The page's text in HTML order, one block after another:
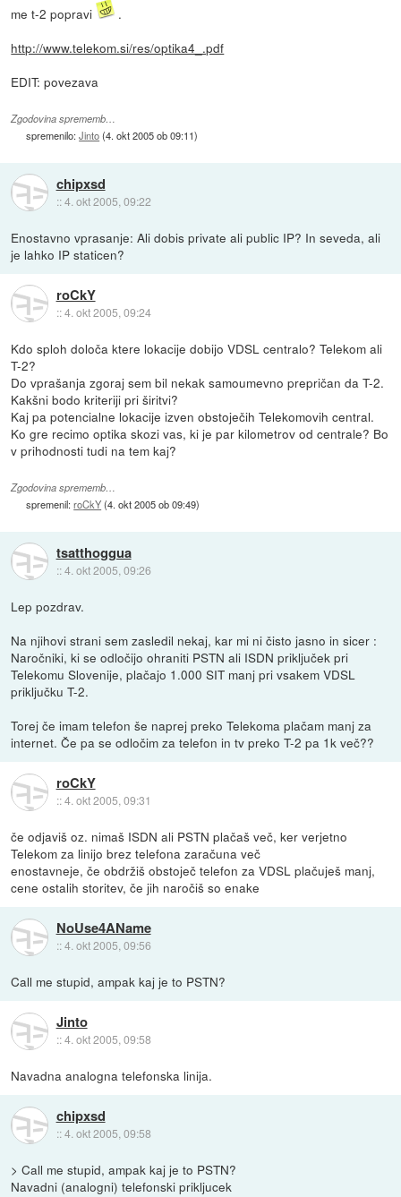
me t-2 popravi
.
http://www.telekom.si/res/optika4_.pdf
EDIT: povezava
Zgodovina sprememb…
spremenilo:Jinto(4. okt 2005 ob 09:11)
chipxsd
::4. okt 2005, 09:22
Enostavno vprasanje: Ali dobis private ali public IP? In seveda, ali
je lahko IP staticen?
roCkY
::4. okt 2005, 09:24
Kdo sploh določa ktere lokacije dobijo VDSL centralo? Telekom ali
T-2?
Do vprašanja zgoraj sem bil nekak samoumevno prepričan da T-2.
Kakšni bodo kriteriji pri širitvi?
Kaj pa potencialne lokacije izven obstoječih Telekomovih central.
Ko gre recimo optika skozi vas, ki je par kilometrov od centrale? Bo
v prihodnosti tudi na tem kaj?
Zgodovina sprememb…
spremenil:roCkY(4. okt 2005 ob 09:49)
tsatthoggua
::4. okt 2005, 09:26
Lep pozdrav.
Na njihovi strani sem zasledil nekaj, kar mi ni čisto jasno in sicer :
Naročniki, ki se odločijo ohraniti PSTN ali ISDN priključek pri
Telekomu Slovenije, plačajo 1.000 SIT manj pri vsakem VDSL
priključku T-2.
Torej če imam telefon še naprej preko Telekoma plačam manj za
internet. Če pa se odločim za telefon in tv preko T-2 pa 1k več??
roCkY
::4. okt 2005, 09:31
če odjaviš oz. nimaš ISDN ali PSTN plačaš več, ker verjetno
Telekom za linijo brez telefona zaračuna več
enostavneje, če obdržiš obstoječ telefon za VDSL plačuješ manj,
cene ostalih storitev, če jih naročiš so enake
NoUse4AName
::4. okt 2005, 09:56
Call me stupid, ampak kaj je to PSTN?
Jinto
::4. okt 2005, 09:58
Navadna analogna telefonska linija.
chipxsd
::4. okt 2005, 09:58
> Call me stupid, ampak kaj je to PSTN?
Navadni (analogni) telefonski prikljucek